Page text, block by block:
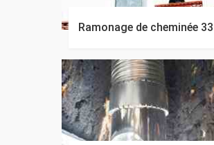
Ramonage de cheminée 33